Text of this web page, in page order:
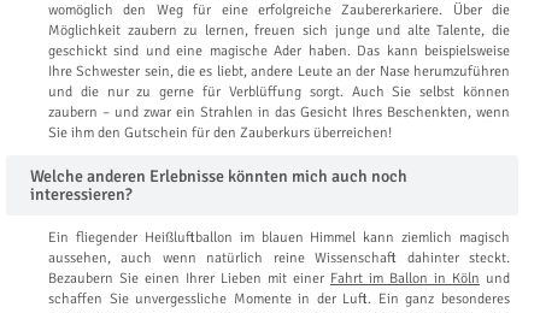
womöglich den Weg für eine erfolgreiche Zaubererkariere. Über die
Möglichkeit zaubern zu lernen, freuen sich junge und alte Talente, die
geschickt sind und eine magische Ader haben. Das kann beispielsweise
Ihre Schwester sein, die es liebt, andere Leute an der Nase herumzuführen
und die nur zu gerne für Verblüffung sorgt. Auch Sie selbst können
zaubern – und zwar ein Strahlen in das Gesicht Ihres Beschenkten, wenn
Sie ihm den Gutschein für den Zauberkurs überreichen!
Welche anderen Erlebnisse könnten mich auch noch
interessieren?
Ein fliegender Heißluftballon im blauen Himmel kann ziemlich magisch
aussehen, auch wenn natürlich reine Wissenschaft dahinter steckt.
Bezaubern Sie einen Ihrer Lieben mit einer Fahrt im Ballon in Köln und
schaffen Sie unvergessliche Momente in der Luft. Ein ganz besonderes